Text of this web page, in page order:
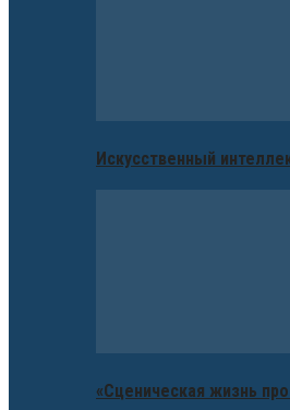
Искусственный
«Сценическая жизнь